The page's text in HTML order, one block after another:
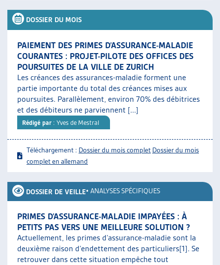
DOSSIER DU MOIS
PAIEMENT DES PRIMES D’ASSURANCE-MALADIE
COURANTES : PROJET-PILOTE DES OFFICES DES
POURSUITES DE LA VILLE DE ZURICH
Les créances des assurances-maladie forment une
partie importante du total des créances mises aux
poursuites. Parallèlement, environ 70% des débitrices
et des débiteurs ne parviennent [...]
Rédigé par : Yves de Mestral
Téléchargement : Dossier du mois complet Dossier du mois
complet en allemand
DOSSIER DE VEILLE• ANALYSES SPÉCIFIQUES
PRIMES D’ASSURANCE-MALADIE IMPAYÉES : À
PETITS PAS VERS UNE MEILLEURE SOLUTION ?
Actuellement, les primes d’assurance-maladie sont la
deuxième raison d’endettement des particuliers[1]. Se
retrouver dans cette situation empêche tout